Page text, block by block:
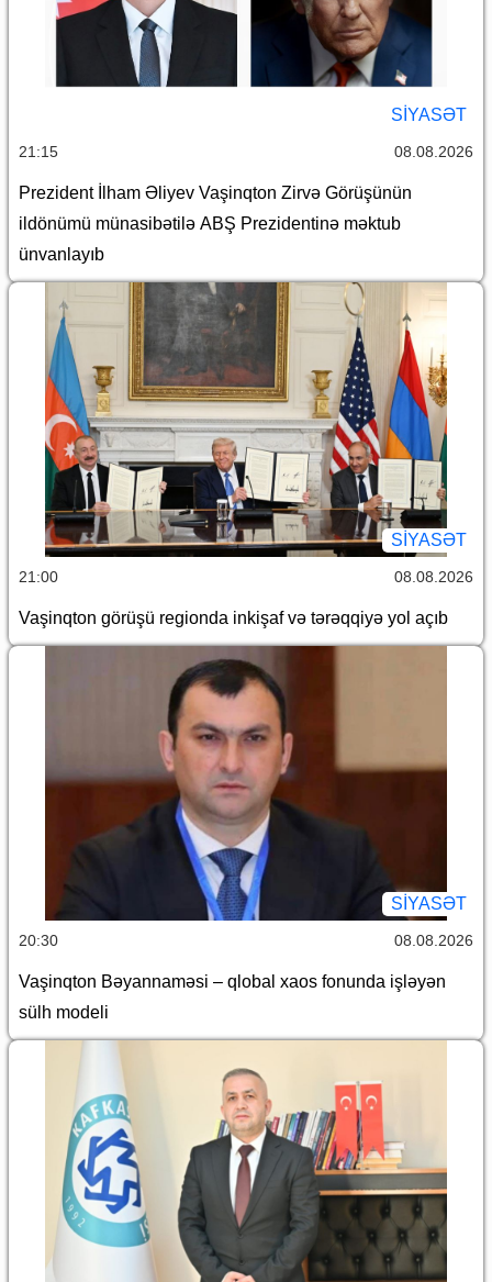
SİYASƏT
21:15 08.08.2026
Prezident İlham Əliyev Vaşinqton Zirvə Görüşünün
ildönümü münasibətilə ABŞ Prezidentinə məktub
ünvanlayıb
SİYASƏT
21:00 08.08.2026
Vaşinqton görüşü regionda inkişaf və tərəqqiyə yol açıb
SİYASƏT
20:30 08.08.2026
Vaşinqton Bəyannaməsi – qlobal xaos fonunda işləyən
sülh modeli